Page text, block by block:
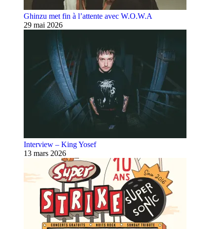
Ghinzu met fin à l’attente avec W.O.W.A
29 mai 2026
Interview – King Yosef
13 mars 2026